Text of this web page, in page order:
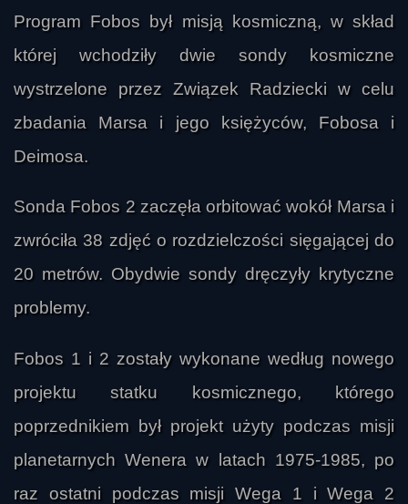
Program Fobos był misją kosmiczną, w skład
której wchodziły dwie sondy kosmiczne
wystrzelone przez Związek Radziecki w celu
zbadania Marsa i jego księżyców, Fobosa i
Deimosa.
Sonda Fobos 2 zaczęła orbitować wokół Marsa i
zwróciła 38 zdjęć o rozdzielczości sięgającej do
20 metrów. Obydwie sondy dręczyły krytyczne
problemy.
Fobos 1 i 2 zostały wykonane według nowego
projektu statku kosmicznego, którego
poprzednikiem był projekt użyty podczas misji
planetarnych Wenera w latach 1975-1985, po
raz ostatni podczas misji Wega 1 i Wega 2